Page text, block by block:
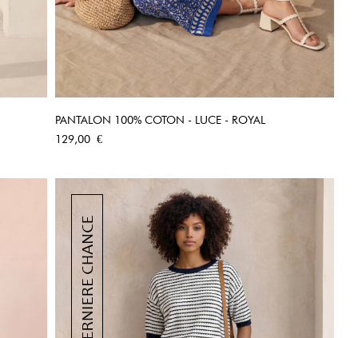
PANTALON 100% COTON - LUCE - ROYAL
Prix
129,00 €